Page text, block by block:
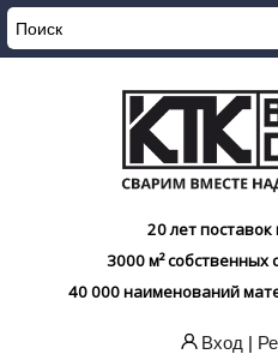
20 лет поставок
3000 м² собственных
40 000 наименований
Вход |